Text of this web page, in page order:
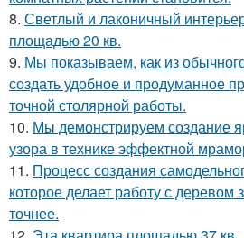
8. Светлый и лаконичный
площадью 20 кв.
9. Мы показываем, как из
создать удобное и продуманное
точной столярной работы.
10. Мы демонстрируем создание
узора в технике эффектной
11. Процесс создания
которое делает работу с деревом
точнее.